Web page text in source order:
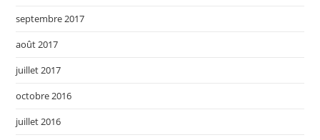
septembre 2017
août 2017
juillet 2017
octobre 2016
juillet 2016